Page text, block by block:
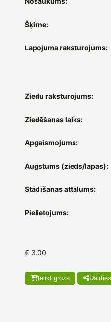
Šķirne:
Lapojuma raksturojums:
Ziedu raksturojums:
Ziedēšanas laiks:
Apgaismojums:
Augstums (zieds/lapas):
Stādīšanas attālums:
Pielietojums:
€ 3.00
Ielikt grozā Dalīties